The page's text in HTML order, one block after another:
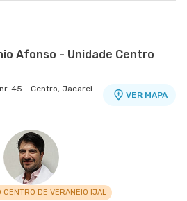
Afonso - Unidade Centro
45 - Centro, Jacarei
VER MAPA
nr. 70 - Jardim
- SP
CENTRO DE VERANEIO IJAL